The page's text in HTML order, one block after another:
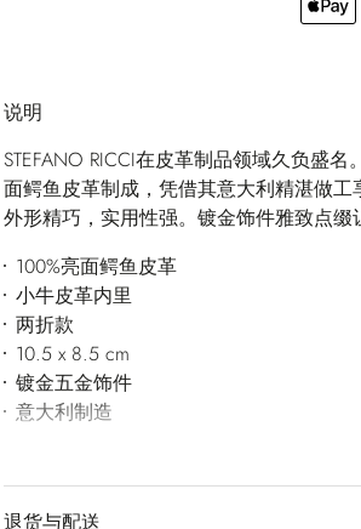
说明
STEFANO RICCI在皮革制品领域久负盛
面鳄鱼皮革制成，凭借其意大利精湛做
外形精巧，实用性强。镀金饰件雅致点缀
100%亮面鳄鱼皮革
小牛皮革内里
两折款
10.5 x 8.5 cm
镀金五金饰件
意大利制造
退货与配送